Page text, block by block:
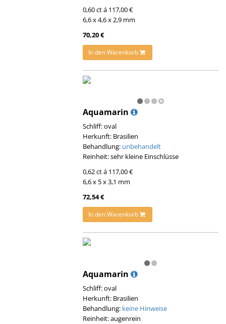
0,60 ct á 117,00 €
6,6 x 4,6 x 2,9 mm
70,20 €
In den Warenkorb
Aquamarin
Schliff: oval
Herkunft: Brasilien
Behandlung: unbehandelt
Reinheit: sehr kleine Einschlüsse
0,62 ct á 117,00 €
6,6 x 5 x 3,1 mm
72,54 €
In den Warenkorb
Aquamarin
Schliff: oval
Herkunft: Brasilien
Behandlung: keine Hinweise
Reinheit: augenrein